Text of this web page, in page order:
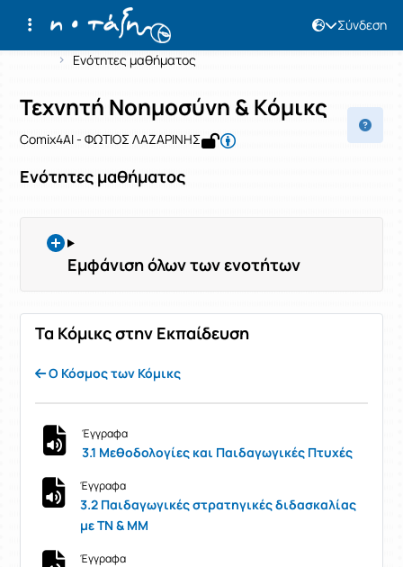
Σύνδεση
Αρχική Σελίδα
Ενότητες μαθήματος
Μάθημα : Τεχνητή Νοημοσύνη &
Κωδικός : 0190100177
Τεχνητή Νοημοσύνη & Κόμικς
Comix4AI - ΦΩΤΙΟΣ ΛΑΖΑΡΙΝΗΣ
Ενότητες μαθήματος
Εμφάνιση όλων των ενοτήτων
Τα Κόμικς στην Εκπαίδευση
Ο Κόσμος των Κόμικς
Έγγραφα
3.1 Μεθοδολογίες και Παιδαγωγικές Πτυχές
Έγγραφα
3.2 Παιδαγωγικές στρατηγικές διδασκαλίας
με ΤΝ & ΜΜ
Έγγραφα